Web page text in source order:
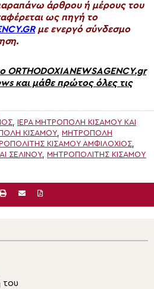
άρθρου ή μέρους του
ως πηγή το
με ενεργό σύνδεσμο
ORTHODOXIANEWSAGENCY.gr
και μάθε πρώτος όλες τις
,
ΙΕΡΑ ΜΗΤΡΟΠΟΛΗ ΚΙΣΑΜΟΥ ΚΑΙ
ΚΙΣΑΜΟΥ, ΜΗΤΡΌΠΟΛΗ
ΚΙΣΆΜΟΥ ΑΜΦΙΛΌΧΙΟΣ,
ΣΕΛΊΝΟΥ, ΜΗΤΡΟΠΟΛΊΤΗΣ ΚΙΣΆΜΟΥ
του